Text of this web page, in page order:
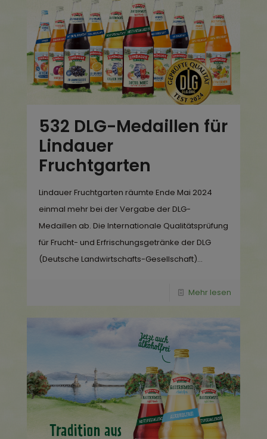
532 DLG-Medaillen für
Lindauer
Fruchtgarten
Lindauer Fruchtgarten räumte Ende Mai 2024
einmal mehr bei der Vergabe der DLG-
Medaillen ab. Die Internationale Qualitätsprüfung
für Frucht- und Erfrischungsgetränke der DLG
(Deutsche Landwirtschafts-Gesellschaft)...
Mehr lesen